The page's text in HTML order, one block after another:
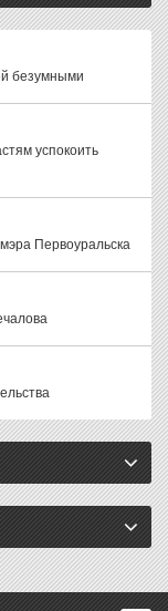
безумными
успокоить
Первоуральска